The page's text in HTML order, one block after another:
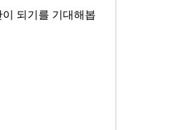
되기를 기대해봅